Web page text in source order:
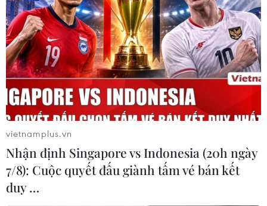
vietnamplus.vn
Nhận định Singapore vs Indonesia (20h ngày
7/8): Cuộc quyết đấu giành tấm vé bán kết
duy …